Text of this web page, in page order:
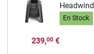
Headwind
En Stock
239,00€